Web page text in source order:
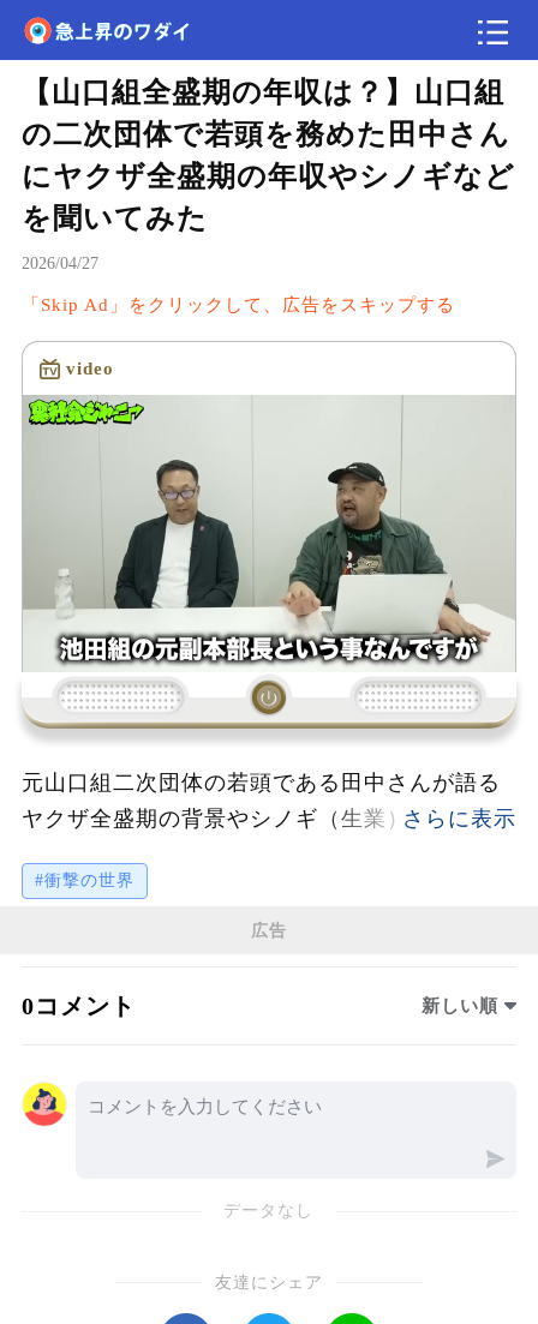
【山口組全盛期の年収は？】山口組
の二次団体で若頭を務めた田中さん
にヤクザ全盛期の年収やシノギなど
を聞いてみた
2026/04/27
「Skip Ad」をクリックして、広告をスキップする
video
読み込み中...
元山口組二次団体の若頭である田中さんが語る
ヤクザ全盛期の背景やシノギ（生業）について
のトラブルをきっかけにヤクザ業界に足を踏み
入れ、その後、組織の中で頭角を現していく様
通じて役割を拡大し、スポンサーや企業との関
た時代には資金が回り、飲み屋や風俗業界、さ
く制限され、ルールや活動が変化していく過程
が変容する中での生き方や組織の存続について
#衝撃の世界
広告
0コメント 新しい順
データなし
友達にシェア
速報